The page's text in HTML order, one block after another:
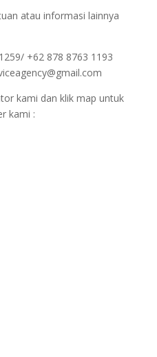
atau informasi lainnya
+62 878 8763 1193
kami dan klik map untuk
kami :